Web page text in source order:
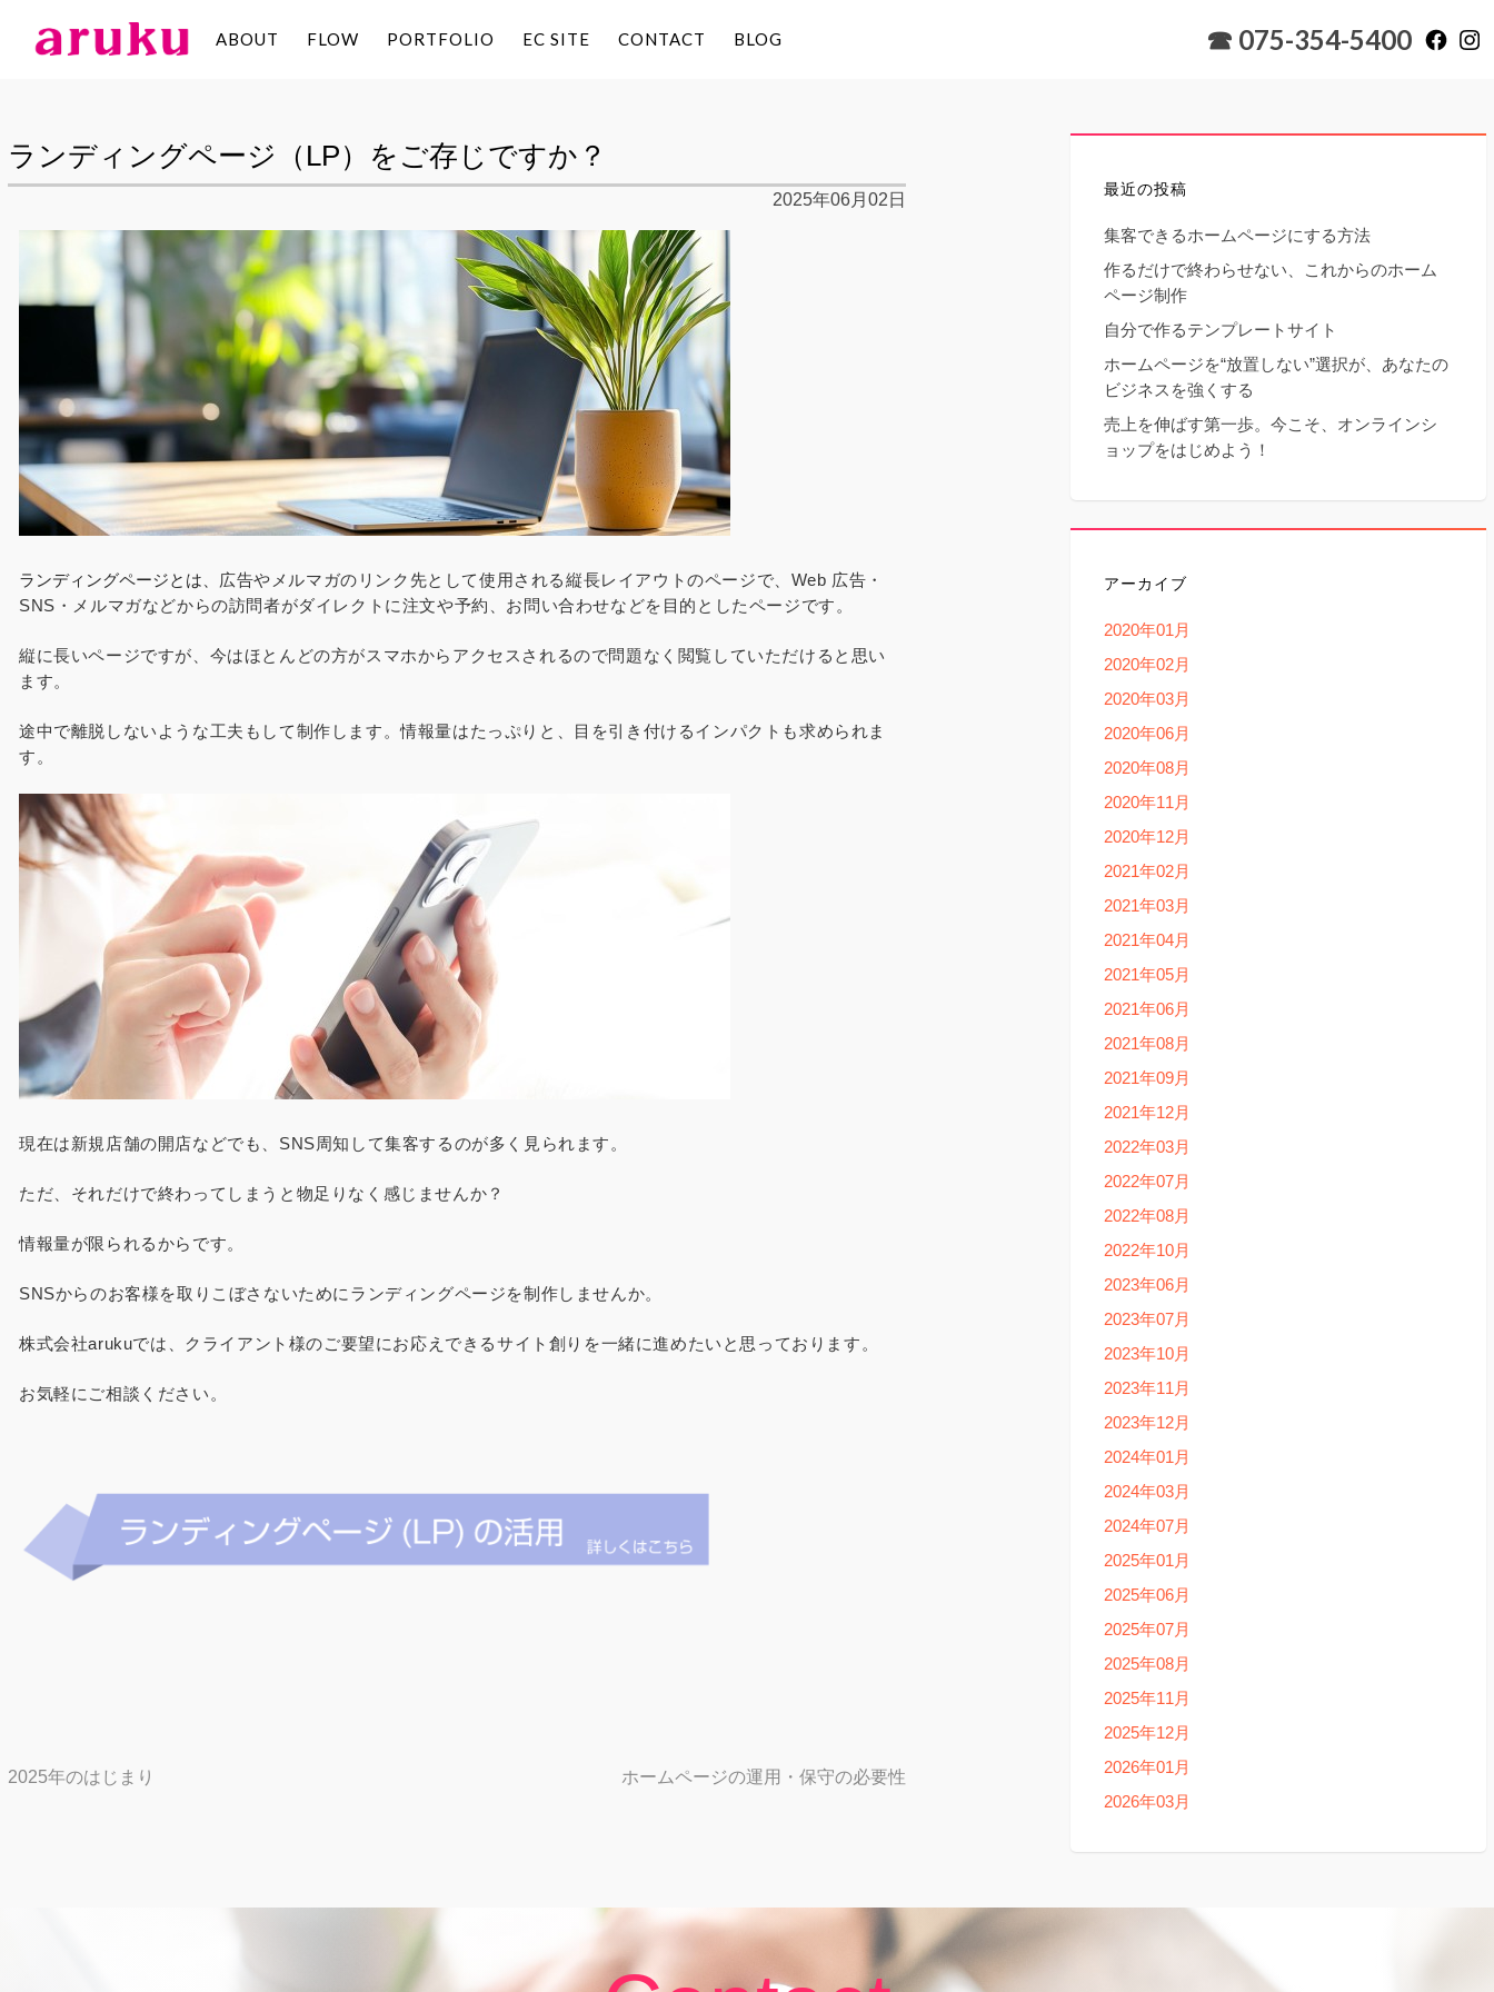
ABOUT FLOW PORTFOLIO EC SITE CONTACT BLOG ☎ 075-354-5400
ランディングページ（LP）をご存じですか？
2025年06月02日
ランディングページとは、 広告やメルマガのリンク先として使用される縦長レイアウトのページで、Web 広告・
SNS・メルマガなどからの訪問者がダイレクトに注文や予約、お問い合わせなどを目的としたページです。
縦に長いページですが、今はほとんどの方がスマホからアクセスされるので問題なく閲覧していただけると思い
ます。
途中で離脱しないような工夫もして制作します。情報量はたっぷりと、目を引き付けるインパクトも求められま
す。
現在は新規店舗の開店などでも、SNS周知して集客するのが多く見られます。
ただ、それだけで終わってしまうと物足りなく感じませんか？
情報量が限られるからです。
SNSからのお客様を取りこぼさないためにランディングページを制作しませんか。
株式会社arukuでは、クライアント様のご要望にお応えできるサイト創りを一緒に進めたいと思っております。
お気軽にご相談ください。
投
2025年のはじまり ホームページの運用・保守の必要性
最近の投稿
集客できるホームページにする方法
作るだけで終わらせない、これからのホーム
ページ制作
自分で作るテンプレートサイト
ホームページを“放置しない”選択が、あなたの
ビジネスを強くする
売上を伸ばす第一歩。今こそ、オンラインシ
ョップをはじめよう！
アーカイブ
2020年01月
2020年02月
2020年03月
2020年06月
2020年08月
2020年11月
2020年12月
2021年02月
2021年03月
2021年04月
2021年05月
2021年06月
2021年08月
2021年09月
2021年12月
2022年03月
2022年07月
2022年08月
2022年10月
2023年06月
2023年07月
2023年10月
2023年11月
2023年12月
2024年01月
2024年03月
2024年07月
2025年01月
2025年06月
2025年07月
2025年08月
2025年11月
2025年12月
2026年01月
2026年03月